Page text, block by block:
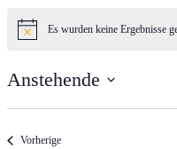
HinweisEs wurden keine Ergebnisse
Anstehende
VorherigeVeranstaltungen